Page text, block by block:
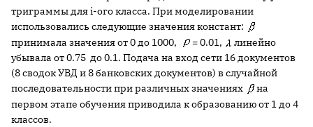
триграммы для i-ого класса. При моделировании
использовались следующие значения констант:
принимала значения от 0 до 1000,
= 0.01,
линейно
убывала от 0.75 до 0.1. Подача на вход сети 16 документов
(8 сводок УВД и 8 банковских документов) в случайной
последовательности при различных значениях
на
первом этапе обучения приводила к образованию от 1 до 4
классов.